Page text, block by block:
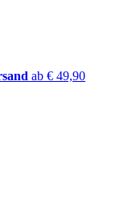
ab € 49,90